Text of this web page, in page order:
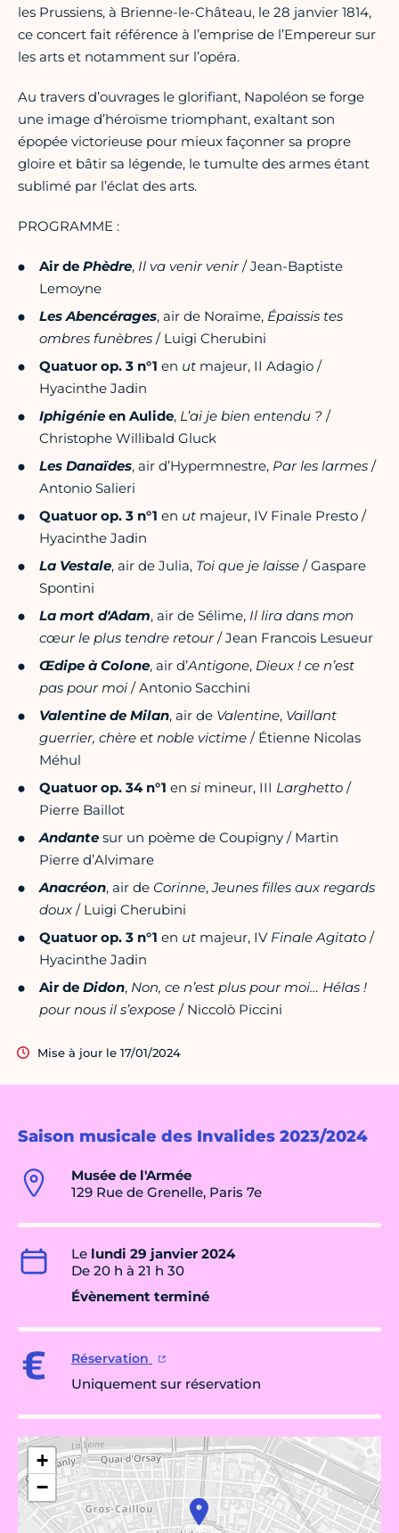
Saison musicale des Invalides 2023/2024
Musée de l'Armée
129 Rue de Grenelle, Paris 7e
Le lundi 29 janvier 2024
De 20 h à 21 h 30
Évènement terminé
Réservation
Uniquement sur réservation
+
−
les Prussiens, à Brienne-le-Château, le 28 janvier 1814,
ce concert fait référence à l’emprise de l’Empereur sur
les arts et notamment sur l’opéra.
Au travers d’ouvrages le glorifiant, Napoléon se forge
une image d’héroïsme triomphant, exaltant son
épopée victorieuse pour mieux façonner sa propre
gloire et bâtir sa légende, le tumulte des armes étant
sublimé par l’éclat des arts.
PROGRAMME :
Air de Phèdre, Il va venir venir/ Jean-Baptiste
Lemoyne
Les Abencérages, air de Noraïme, Épaissis tes
ombres funèbres / Luigi Cherubini
Quatuor op. 3 n°1 en ut majeur, II Adagio /
Hyacinthe Jadin
Iphigénie en Aulide, L’ai je bien entendu ? /
Christophe Willibald Gluck
Les Danaïdes, air d’Hypermnestre, Par les larmes /
Antonio Salieri
Quatuor op. 3 n°1 en ut majeur, IV Finale Presto /
Hyacinthe Jadin
La Vestale, air de Julia, Toi que je laisse / Gaspare
Spontini
La mort d'Adam, air de Sélime, Il lira dans mon
cœur le plus tendre retour/ Jean Francois Lesueur
Œdipe à Colone, air d’Antigone, Dieux ! ce n’est
pas pour moi / Antonio Sacchini
Valentine de Milan, air de Valentine, Vaillant
guerrier, chère et noble victime / Étienne Nicolas
Méhul
Quatuor op. 34 n°1 en si mineur, III Larghetto /
Pierre Baillot
Andante sur un poème de Coupigny / Martin
Pierre d’Alvimare
Anacréon, air de Corinne,Jeunes filles aux regards
doux / Luigi Cherubini
Quatuor op. 3 n°1 en ut majeur, IV Finale Agitato /
Hyacinthe Jadin
Air de Didon, Non, ce n’est plus pour moi… Hélas !
pour nous il s’expose / Niccolò Piccini
Mise à jour le 17/01/2024